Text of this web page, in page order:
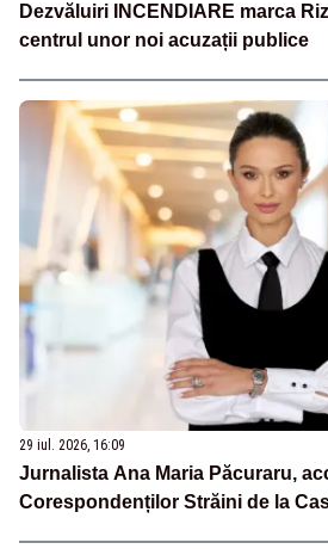
Dezvăluiri INCENDIARE marca
centrul unor noi acuzații publice
29 iul. 2026, 16:09
Jurnalista Ana Maria Păcuraru,
Corespondenților Străini de la